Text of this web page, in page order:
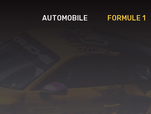
AUTOMOBILE FORMULE 1